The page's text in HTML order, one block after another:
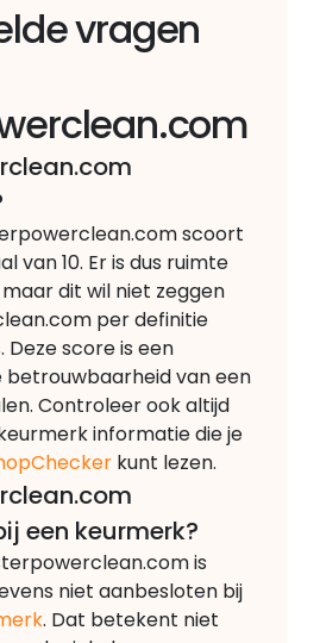
vragen
scoort
van 10. Er is dus ruimte
dit wil niet zeggen
per definitie
score is een
betrouwbaarheid van een
Controleer ook altijd
informatie die je
kunt lezen.
een keurmerk?
is
niet aanbesloten bij
. Dat betekent niet